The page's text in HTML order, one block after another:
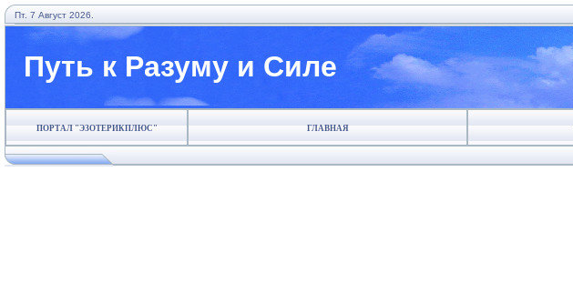
Пт. 7 Август 2026.
Путь к Разуму и Силе
ПОРТАЛ "ЭЗОТЕРИКПЛЮС" ГЛАВНАЯ